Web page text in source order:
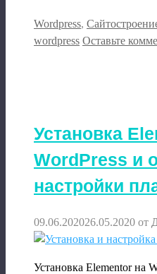
Рубрики
Wordpress,
wordpress Оставьте
Установка
WordPress и
настройки
09.06.202026.05.2020 от
Установка Elementor на